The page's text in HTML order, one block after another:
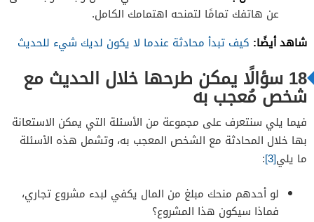
عن هاتفك تمامًا لتمنحه اهتمامك الكامل.
شاهد أيضًا: كيف تبدأ محادثة عندما لا يكون لديك شيء للحديث
18 سؤالًا يمكن طرحها خلال الحديث مع
شخص مُعجب به
فيما يلي سنتعرف على مجموعة من الأسئلة التي يمكن الاستعانة
بها خلال المحادثة مع الشخص المعجب به، وتشمل هذه الأسئلة
ما يلي[3]
:
لو أحدهم منحك مبلغ من المال يكفي لبدء مشروع تجاري،
فماذا سيكون هذا المشروع؟